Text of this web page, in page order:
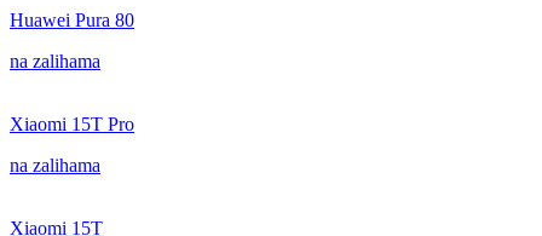
Huawei Pura 80
na zalihama
Xiaomi 15T Pro
na zalihama
Xiaomi 15T